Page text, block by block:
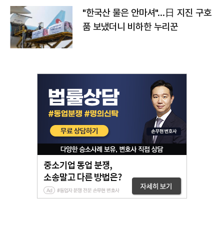
"한국산 물은 안마셔"…日 지진 구호
품 보냈더니 비하한 누리꾼